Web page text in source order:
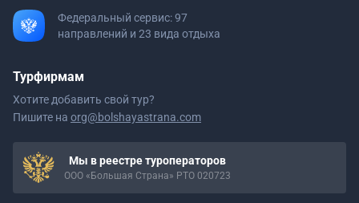
Федеральный сервис: 97
направлений и 23 вида отдыха
Турфирмам
Хотите добавить свой тур?
Пишите на org@bolshayastrana.com
Мы в реестре туроператоров
ООО «Большая Страна» РТО 020723